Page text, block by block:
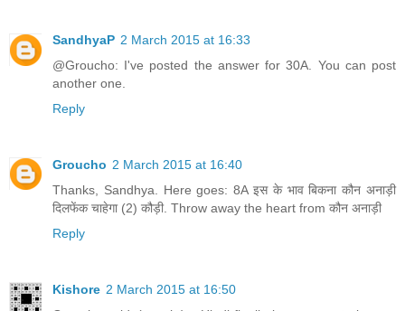
SandhyaP 2 March 2015 at 16:33
@Groucho: I've posted the answer for 30A. You can post
another one.
Reply
Groucho 2 March 2015 at 16:40
Thanks, Sandhya. Here goes: 8A इस के भाव बिकना कौन अनाड़ी
दिलफेंक चाहेगा (2) कौड़ी. Throw away the heart from कौन अनाड़ी
Reply
Kishore 2 March 2015 at 16:50